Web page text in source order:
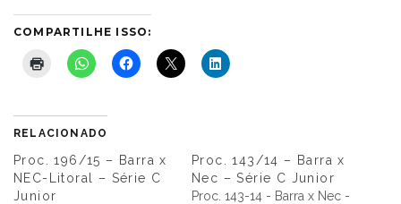
COMPARTILHE ISSO:
RELACIONADO
Proc. 196/15 – Barra x
NEC-Litoral – Série C
Junior
Proc. 143/14 – Barra x
Nec – Série C Junior
Proc. 143-14 - Barra x Nec -